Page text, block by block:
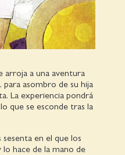
arroja a una aventura
asombro de su hija
La experiencia pondrá
que se esconde tras la
en el que los
hace de la mano de